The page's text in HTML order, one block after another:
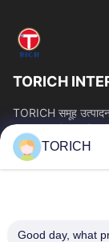
TORICH
TORICH समूह
प्रसंस्करण में 30 से
त्वरित लिंक
फैक्टरी यात्रा
TORICH
Good day, what